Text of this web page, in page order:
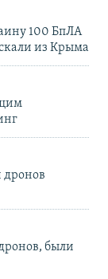
100 БпЛА
из Крыма
дронов
были